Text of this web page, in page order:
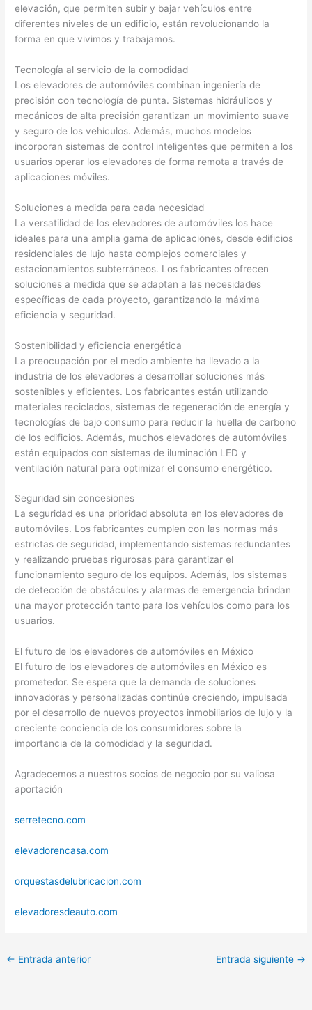
elevación, que permiten subir y bajar vehículos entre
diferentes niveles de un edificio, están revolucionando la
forma en que vivimos y trabajamos.
Tecnología al servicio de la comodidad
Los elevadores de automóviles combinan ingeniería de
precisión con tecnología de punta. Sistemas hidráulicos y
mecánicos de alta precisión garantizan un movimiento suave
y seguro de los vehículos. Además, muchos modelos
incorporan sistemas de control inteligentes que permiten a los
usuarios operar los elevadores de forma remota a través de
aplicaciones móviles.
Soluciones a medida para cada necesidad
La versatilidad de los elevadores de automóviles los hace
ideales para una amplia gama de aplicaciones, desde edificios
residenciales de lujo hasta complejos comerciales y
estacionamientos subterráneos. Los fabricantes ofrecen
soluciones a medida que se adaptan a las necesidades
específicas de cada proyecto, garantizando la máxima
eficiencia y seguridad.
Sostenibilidad y eficiencia energética
La preocupación por el medio ambiente ha llevado a la
industria de los elevadores a desarrollar soluciones más
sostenibles y eficientes. Los fabricantes están utilizando
materiales reciclados, sistemas de regeneración de energía y
tecnologías de bajo consumo para reducir la huella de carbono
de los edificios. Además, muchos elevadores de automóviles
están equipados con sistemas de iluminación LED y
ventilación natural para optimizar el consumo energético.
Seguridad sin concesiones
La seguridad es una prioridad absoluta en los elevadores de
automóviles. Los fabricantes cumplen con las normas más
estrictas de seguridad, implementando sistemas redundantes
y realizando pruebas rigurosas para garantizar el
funcionamiento seguro de los equipos. Además, los sistemas
de detección de obstáculos y alarmas de emergencia brindan
una mayor protección tanto para los vehículos como para los
usuarios.
El futuro de los elevadores de automóviles en México
El futuro de los elevadores de automóviles en México es
prometedor. Se espera que la demanda de soluciones
innovadoras y personalizadas continúe creciendo, impulsada
por el desarrollo de nuevos proyectos inmobiliarios de lujo y la
creciente conciencia de los consumidores sobre la
importancia de la comodidad y la seguridad.
Agradecemos a nuestros socios de negocio por su valiosa
aportación
serretecno.com
elevadorencasa.com
orquestasdelubricacion.com
elevadoresdeauto.com
← Entrada anterior Entrada siguiente →